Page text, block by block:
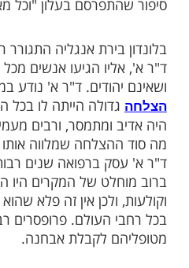
עוד תוכן חדש
שלנו בתהילים
בעלון "וכל
אנגליה התגורר רופא
הגיעו אנשים מכל רחבי